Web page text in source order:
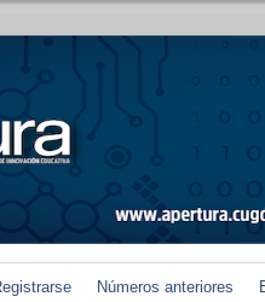
Números anteriores